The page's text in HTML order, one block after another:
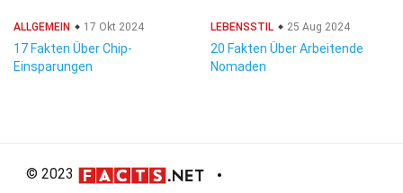
ALLGEMEIN 17 Okt 2024
17 Fakten Über Chip-
Einsparungen
LEBENSSTIL 25 Aug 2024
20 Fakten Über Arbeitende
Nomaden
© 2023